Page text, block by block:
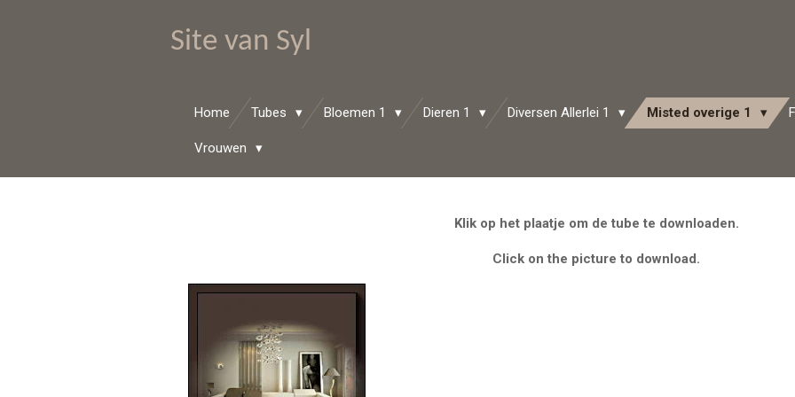
Site van Syl
Home Tubes Bloemen 1 Dieren 1 Diversen Allerlei 1 Misted overige 1
Vrouwen
Klik op het plaatje om de tube te downloaden.
Click on the picture to download.